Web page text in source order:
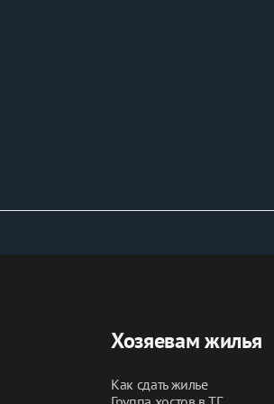
Хозяевам жилья
Как сдать жилье